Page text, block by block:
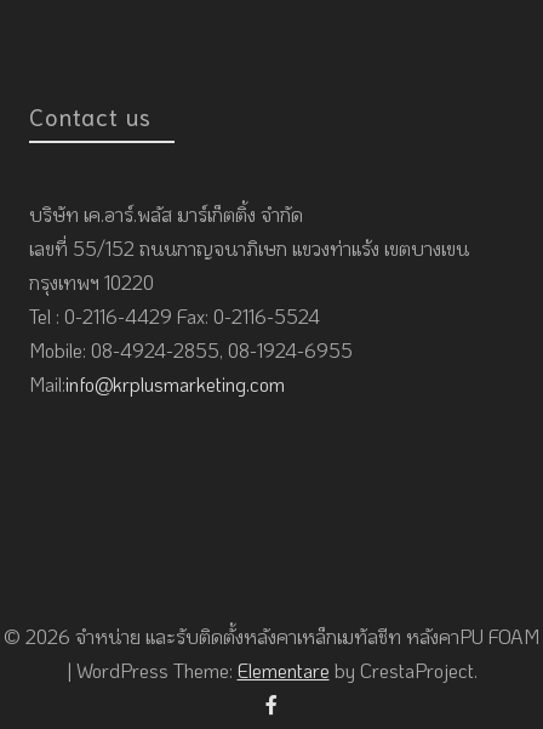
Contact us
บริษัท เค.อาร์.พลัส มาร์เก็ตติ้ง จำกัด
เลขที่ 55/152 ถนนกาญจนาภิเษก แขวงท่าแร้ง เขตบางเขน
กรุงเทพฯ 10220
Tel : 0-2116-4429 Fax: 0-2116-5524
Mobile: 08-4924-2855, 08-1924-6955
Mail:info@krplusmarketing.com
© 2026 จำหน่าย และรับติดตั้งหลังคาเหล็กเมทัลชีท หลังคาPU FOAM
| WordPress Theme: Elementare by CrestaProject.